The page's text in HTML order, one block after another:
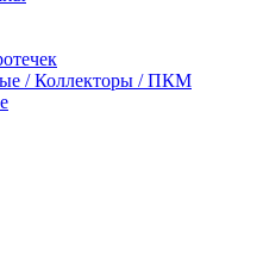
/ Коллекторы / ПКМ